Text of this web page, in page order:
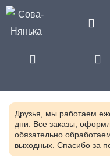
Друзья, мы работаем
дни. Все заказы,
обязательно
выходных. Спасибо за